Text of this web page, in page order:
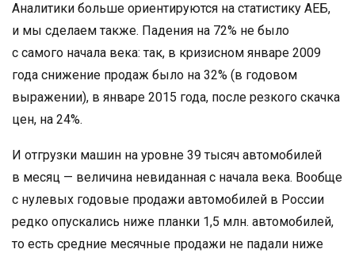
Аналитики больше ориентируются на статистику АЕБ,
и мы сделаем также. Падения на 72% не было
с самого начала века: так, в кризисном январе 2009
года снижение продаж было на 32% (в годовом
выражении), в январе 2015 года, после резкого скачка
цен, на 24%.
И отгрузки машин на уровне 39 тысяч автомобилей
в месяц — величина невиданная с начала века. Вообще
с нулевых годовые продажи автомобилей в России
редко опускались ниже планки 1,5 млн. автомобилей,
то есть средние месячные продажи не падали ниже